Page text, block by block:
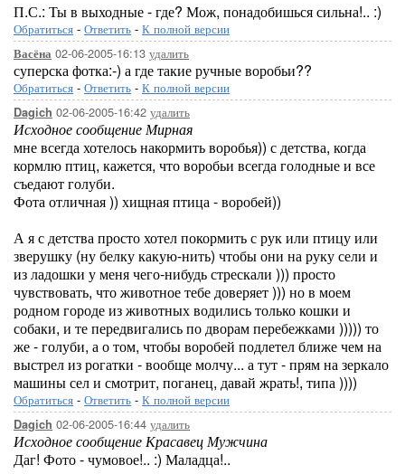
П.С.: Ты в выходные - где? Мож, понадобишься сильна!.. :)
Обратиться - Ответить - К полной версии
Васёна 02-06-2005-16:13 удалить
суперска фотка:-) а где такие ручные воробьи??
Обратиться - Ответить - К полной версии
Dagich 02-06-2005-16:42 удалить
Исходное сообщение Мирная
мне всегда хотелось накормить воробья)) с детства, когда
кормлю птиц, кажется, что воробьи всегда голодные и все
съедают голуби.
Фота отличная )) хищная птица - воробей))
А я с детства просто хотел покормить с рук или птицу или
зверушку (ну белку какую-нить) чтобы они на руку сели и
из ладошки у меня чего-нибудь стрескали ))) просто
чувствовать, что животное тебе доверяет ))) но в моем
родном городе из животных водились только кошки и
собаки, и те передвигались по дворам перебежками ))))) то
же - голуби, а о том, чтобы воробей подлетел ближе чем на
выстрел из рогатки - вообще молчу... а тут - прям на зеркало
машины сел и смотрит, поганец, давай жрать!, типа ))))
Обратиться - Ответить - К полной версии
Dagich 02-06-2005-16:44 удалить
Исходное сообщение Красавец Мужчина
Даг! Фото - чумовое!.. :) Маладца!..